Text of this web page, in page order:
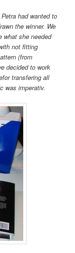
had wanted to
the winner. We
what she needed
not fitting
(from
decided to work
transfering all
was imperativ.